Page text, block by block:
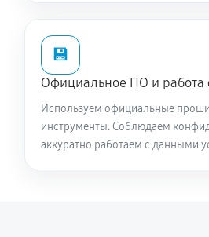
💾
Официальное ПО и
Используем официальные
инструменты. Соблюдаем
аккуратно работаем с данными